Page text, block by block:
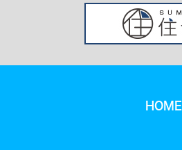
HOME